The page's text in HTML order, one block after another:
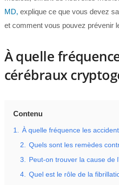
MD, explique ce que vous devez
et comment vous pouvez prévenir
À quelle
cérébraux
Contenu
1. À quelle fréquence les
2. Quels sont les remèdes
3. Peut-on trouver la cause de
4. Quel est le rôle de la